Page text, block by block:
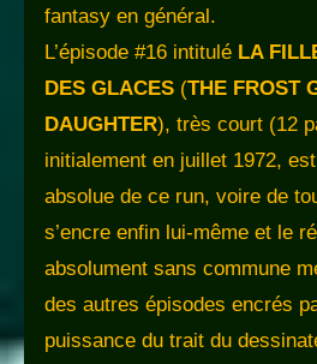
fantasy en général.
L’épisode #16 intitulé LA
DES GLACES (THE FROST
DAUGHTER), très court (12
initialement en juillet 1972,
absolue de ce run, voire de
s’encre enfin lui-même et le
absolument sans commune
des autres épisodes encrés
puissance du trait du